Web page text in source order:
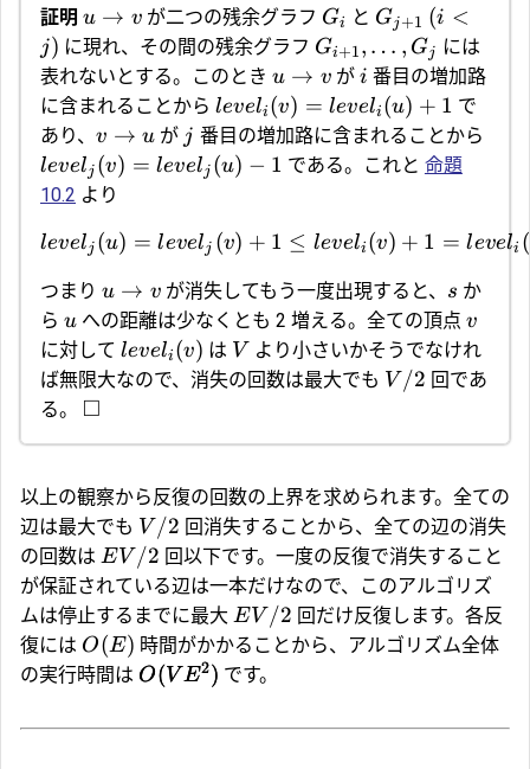
証明 u → v が二つの残余グラフ Gi と Gj +1 (i <
j) に現れ、その間の残余グラフ Gi+1, … , Gj
には
表れないとする。このとき u → v がi 番目の増加路
に含まれることから leveli (v) = leveli (u) + 1 で
あり、 v → u が j 番目の増加路に含まれることから
levelj (v) = levelj (u) − 1 である。これと 命題
10.2 より
levelj (u) = levelj (v) + 1 ≤ leveli (v) + 1 = leveli (
つまり u → v が消失してもう一度出現すると、 s か
ら u への距離は少なくとも 2 増える。全ての頂点 v
に対して leveli (v) は V より小さいかそうでなけれ
ば無限大なので、消失の回数は最大でも V /2 回であ
る。 □
以上の観察から反復の回数の上界を求められます。全ての
辺は最大でも V /2 回消失することから、全ての辺の消失
の回数は EV /2 回以下です。一度の反復で消失すること
が保証されている辺は一本だけなので、このアルゴリズ
ムは停止するまでに最大 EV /2 回だけ反復します。各反
復には O(E) 時間がかかることから、アルゴリズム全体
の実行時間は O(V E2) です。